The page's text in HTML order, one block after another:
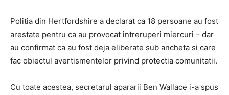
Politia din Hertfordshire a declarat ca 18 persoane au fost
arestate pentru ca au provocat intreruperi miercuri – dar
au confirmat ca au fost deja eliberate sub ancheta si care
fac obiectul avertismentelor privind protectia comunitatii.
Cu toate acestea, secretarul apararii Ben Wallace i-a spus